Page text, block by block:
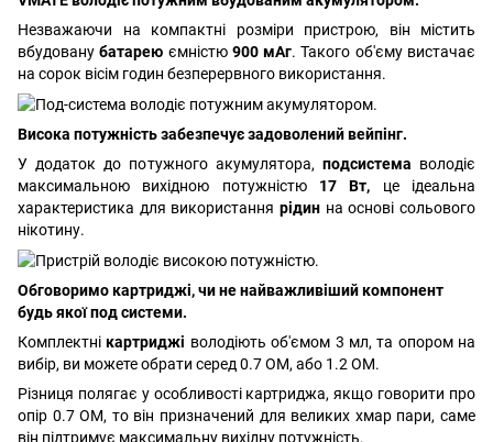
Незважаючи на компактні розміри пристрою, він містить
вбудованубатарею ємністю 900 мАг. Такого об'єму вистачає
на сорок вісім годин безперервного використання.
Висока потужність забезпечує задоволений вейпінг.
У додаток до потужного акумулятора, подсистема володіє
максимальною вихідною потужністю 17 Вт, це ідеальна
характеристика для використання рідин на основі сольового
нікотину.
Обговоримо картриджі, чи не найважливіший компонент
будь якої под системи.
Комплектнікартриджі володіють об'ємом 3 мл, та опором на
вибір, ви можете обрати серед 0.7 ОМ, або 1.2 ОМ.
Різниця полягає у особливості картриджа, якщо говорити про
опір 0.7 ОМ, то він призначений для великих хмар пари, саме
він підтримує максимальну вихідну потужність.